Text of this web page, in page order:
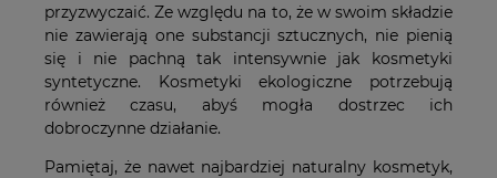
przyzwyczaić. Ze względu na to, że w swoim składzie
nie zawierają one substancji sztucznych, nie pienią
się i nie pachną tak intensywnie jak kosmetyki
syntetyczne. Kosmetyki ekologiczne potrzebują
również czasu, abyś mogła dostrzec ich
dobroczynne działanie.
Pamiętaj, że nawet najbardziej naturalny kosmetyk,